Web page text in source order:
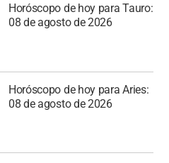
Horóscopo de hoy para Tauro:
08 de agosto de 2026
Horóscopo de hoy para Aries:
08 de agosto de 2026